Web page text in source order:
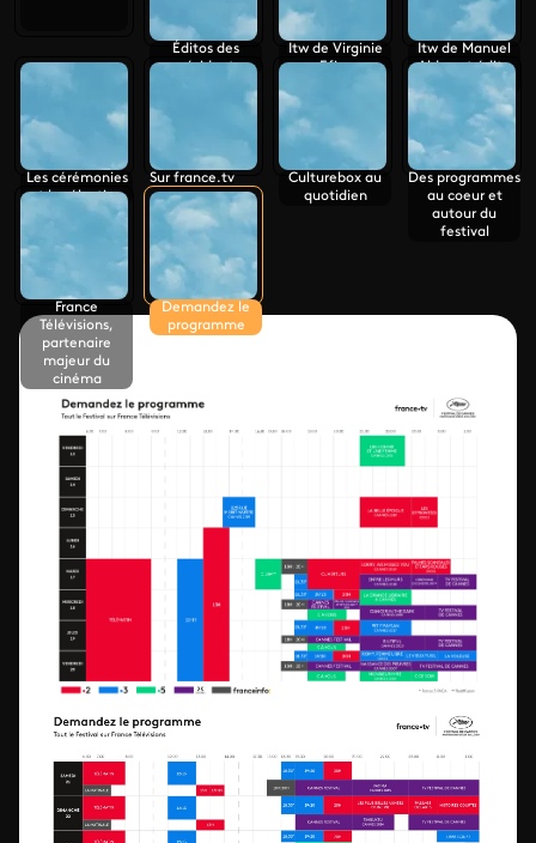
Éditos des
présidents
Itw de Virginie
Efira
Itw de Manuel
Alduy et édito
de Michel Field
Les cérémonies
et la sélection
Sur france.tv
Culturebox au
quotidien
Des programmes
au coeur et
autour du
festival
France
Télévisions,
partenaire
majeur du
cinéma
Demandez le
programme